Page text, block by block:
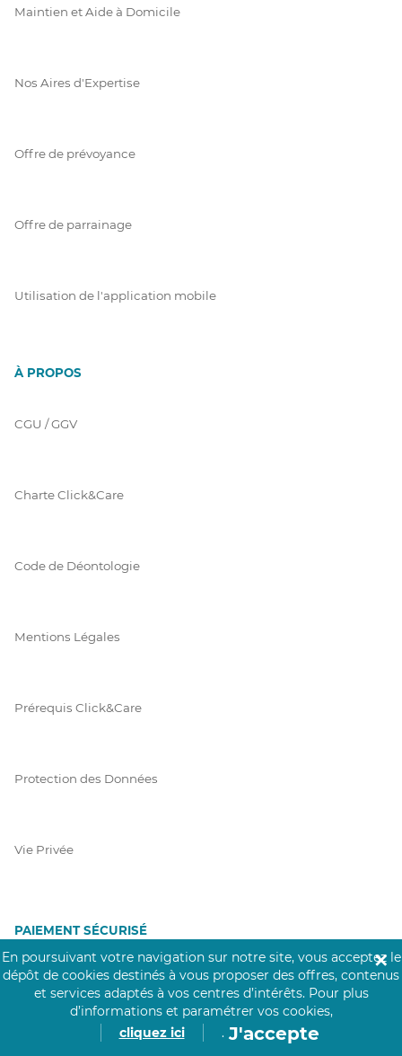
Maintien et Aide à Domicile
Nos Aires d'Expertise
Offre de prévoyance
Offre de parrainage
Utilisation de l'application mobile
À PROPOS
CGU / GGV
Charte Click&Care
Code de Déontologie
Mentions Légales
Prérequis Click&Care
Protection des Données
Vie Privée
PAIEMENT SÉCURISÉ
La collecte de vos informations de carte bancaire est cryptée
et assurée par Mangopay, société dûment agréée auprès de la
Banque de France.
En poursuivant votre navigation sur notre site, vous acceptez le
dépôt de cookies destinés à vous proposer des offres, contenus
et services adaptés à vos centres d’intérêts. Pour plus
d’informations et paramétrer vos cookies,
cliquez ici
. J'accepte
✕